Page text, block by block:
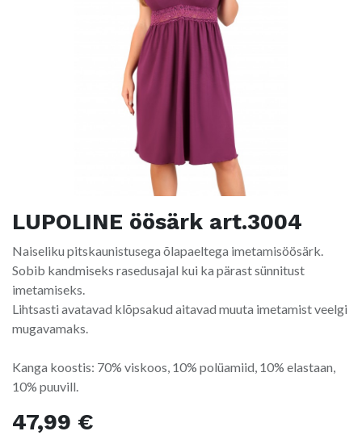
LUPOLINE öösärk art.3004
Naiseliku pitskaunistusega õlapaeltega imetamisöösärk.
Sobib kandmiseks rasedusajal kui ka pärast sünnitust
imetamiseks.
Lihtsasti avatavad klõpsakud aitavad muuta imetamist veelgi
mugavamaks.
Kanga koostis: 70% viskoos, 10% polüamiid, 10% elastaan,
10% puuvill.
47,99 €